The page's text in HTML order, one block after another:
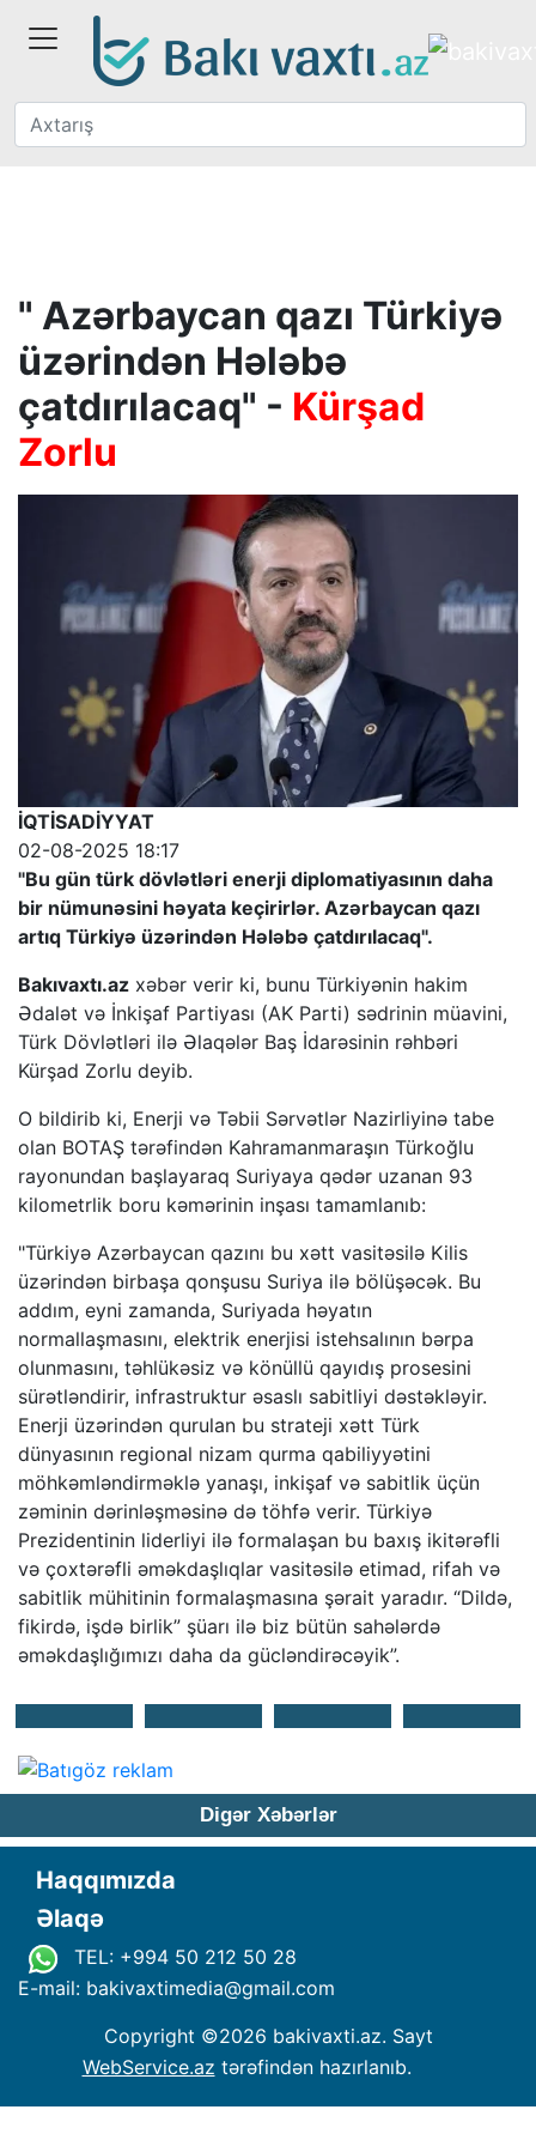
" Azərbaycan qazı Türkiyə
üzərindən Hələbə
çatdırılacaq" - Kürşad
Zorlu
İQTİSADİYYAT
02-08-2025 18:17
"Bu gün türk dövlətləri enerji diplomatiyasının daha
bir nümunəsini həyata keçirirlər. Azərbaycan qazı
artıq Türkiyə üzərindən Hələbə çatdırılacaq".
Bakıvaxtı.az xəbər verir ki, bunu Türkiyənin hakim
Ədalət və İnkişaf Partiyası (AK Parti) sədrinin müavini,
Türk Dövlətləri ilə Əlaqələr Baş İdarəsinin rəhbəri
Kürşad Zorlu deyib.
O bildirib ki, Enerji və Təbii Sərvətlər Nazirliyinə tabe
olan BOTAŞ tərəfindən Kahramanmaraşın Türkoğlu
rayonundan başlayaraq Suriyaya qədər uzanan 93
kilometrlik boru kəmərinin inşası tamamlanıb:
"Türkiyə Azərbaycan qazını bu xətt vasitəsilə Kilis
üzərindən birbaşa qonşusu Suriya ilə bölüşəcək. Bu
addım, eyni zamanda, Suriyada həyatın
normallaşmasını, elektrik enerjisi istehsalının bərpa
olunmasını, təhlükəsiz və könüllü qayıdış prosesini
sürətləndirir, infrastruktur əsaslı sabitliyi dəstəkləyir.
Enerji üzərindən qurulan bu strateji xətt Türk
dünyasının regional nizam qurma qabiliyyətini
möhkəmləndirməklə yanaşı, inkişaf və sabitlik üçün
zəminin dərinləşməsinə də töhfə verir. Türkiyə
Prezidentinin liderliyi ilə formalaşan bu baxış ikitərəfli
və çoxtərəfli əməkdaşlıqlar vasitəsilə etimad, rifah və
sabitlik mühitinin formalaşmasına şərait yaradır. “Dildə,
fikirdə, işdə birlik” şüarı ilə biz bütün sahələrdə
əməkdaşlığımızı daha da gücləndirəcəyik”.
Digər Xəbərlər
Haqqımızda
Əlaqə
TEL: +994 50 212 50 28
E-mail: bakivaxtimedia@gmail.com
Copyright ©2026 bakivaxti.az. Sayt
WebService.az tərəfindən hazırlanıb.